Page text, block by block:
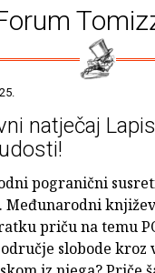
natječaj
pogranični
Međunarodni
priču na temu
slobode